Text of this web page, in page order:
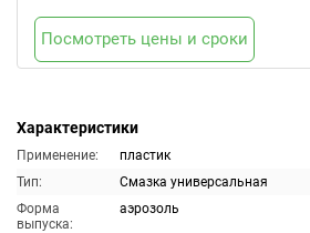
Характеристики
Применение:
пластик
Тип:
Смазка универсальная
Форма
выпуска:
аэрозоль
Посмотреть цены и сроки